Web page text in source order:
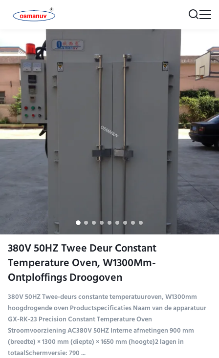
380V 50HZ Twee Deur Constant
Temperature Oven, W1300Mm-
Ontploffings Droogoven
380V 50HZ Twee-deurs constante temperatuuroven, W1300mm
hoogdrogende oven Productspecificaties Naam van de apparatuur
GX-RK-23 Precision Constant Temperature Oven
Stroomvoorziening AC380V 50HZ Interne afmetingen 900 mm
(breedte) × 1300 mm (diepte) × 1650 mm (hoogte)2 lagen in
totaalSchermversie: 790 ...